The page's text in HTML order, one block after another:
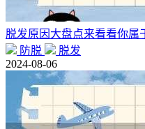
脱发原因大盘点来看看你属
防脱
脱发
2024-08-06